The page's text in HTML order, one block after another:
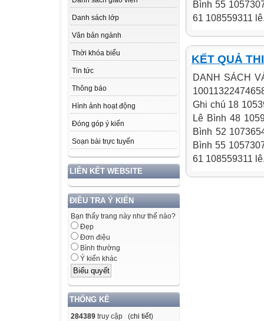
Danh sách lớp
Văn bản ngành
Thời khóa biểu
Tin tức
Thông báo
Hình ảnh hoạt động
Đóng góp ý kiến
Soạn bài trực tuyến
LIÊN KẾT WEBSITE
ĐIỀU TRA Ý KIẾN
Bạn thấy trang này như thế nào?
Đẹp
Đơn điệu
Bình thường
Ý kiến khác
THỐNG KÊ
284389 truy cập (chi tiết)
Bình 55
61 108559311
KẾT QUẢ
DANH SÁCH
Ghi chú 18
Lê Bình 48
Bình 52
Bình 55
61 108559311